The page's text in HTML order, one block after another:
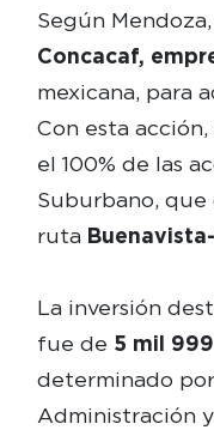
Según
Concacaf,
mexicana, para
Con esta
el 100% de las
Suburbano, que
ruta
La inversión
fue de 5 mil
determinado
Administración